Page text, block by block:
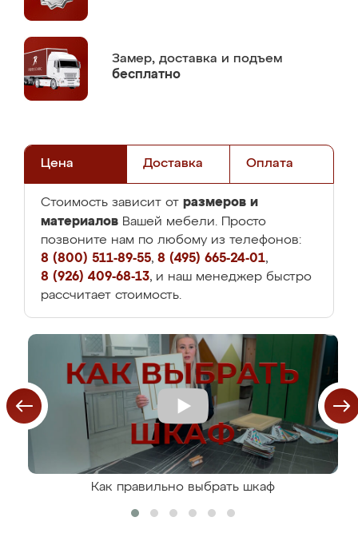
Замер, доставка и подъем
бесплатно
Цена Доставка Оплата
Стоимость зависит от размеров и
материалов Вашей мебели. Просто
позвоните нам по любому из телефонов:
8 (800) 511-89-55, 8 (495) 665-24-01,
8 (926) 409-68-13, и наш менеджер быстро
рассчитает стоимость.
Как правильно выбрать шкаф